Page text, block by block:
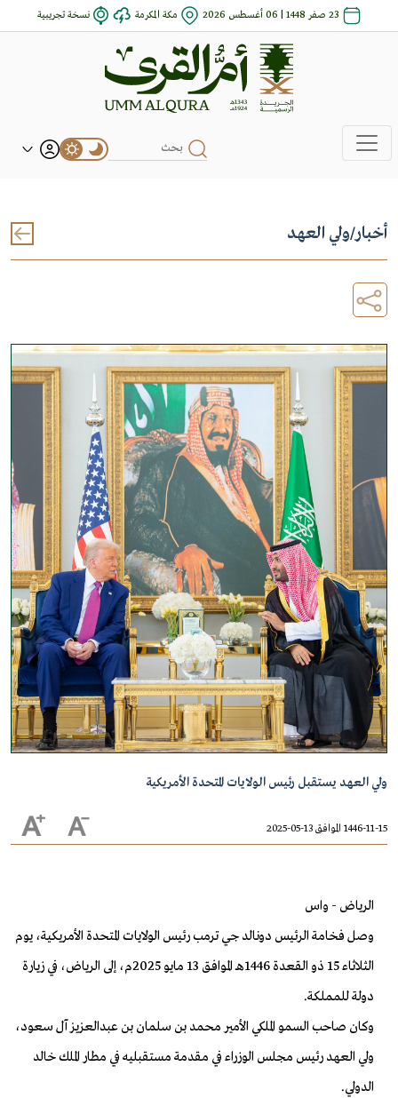
23 صفر 1448 | 06 أغسطس 2026 مكة المكرمة نسخة تجريبية
أخبار/ولي العهد
ولي العهد يستقبل رئيس الولايات المتحدة الأمريكية
1446-11-15 الموافق 13-05-2025
الرياض - واس
وصل فخامة الرئيس دونالد جي ترمب رئيس الولايات المتحدة الأمريكية، يوم
الثلاثاء 15 ذو القعدة 1446هـ الموافق 13 مايو 2025م، إلى الرياض، في زيارة
دولة للمملكة.
وكان صاحب السمو الملكي الأمير محمد بن سلمان بن عبدالعزيز آل سعود،
ولي العهد رئيس مجلس الوزراء في مقدمة مستقبليه في مطار الملك خالد
الدولي.